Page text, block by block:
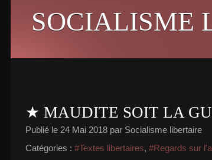
SOCIALISME
★ MAUDITE SOIT LA
Publié le 24 Mai 2018 par Socialisme libertaire
Catégories : #Textes libertaires, #Regards sur